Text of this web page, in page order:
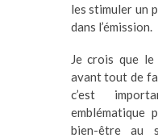
les stimuler un
dans l’émission.
Je crois que le
avant tout de
c’est
emblématique
bien-être au